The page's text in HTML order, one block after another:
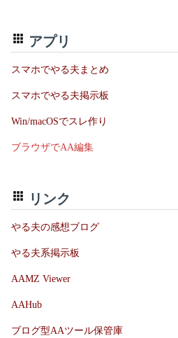
アプリ
スマホでやる夫まとめ
スマホでやる夫掲示板
Win/macOSでスレ作り
ブラウザでAA編集
リンク
やる夫の感想ブログ
やる夫系掲示板
AAMZ Viewer
AAHub
ブログ型AAツール保管庫